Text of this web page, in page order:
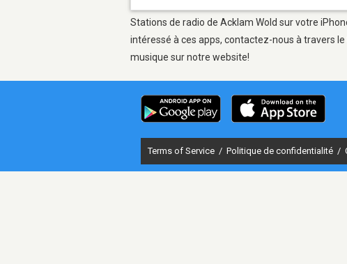
Stations de radio de Acklam Wold sur votre
intéressé à ces apps, contactez-nous à travers
musique sur notre website!
Terms of Service / Politique de confidentialité /